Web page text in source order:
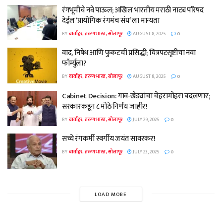
रंगभूमीचे नवे पाऊल; अखिल भारतीय मराठी नाट्य परिषद
देईल ‘प्रायोगिक रंगमंच संघ’ ला मान्यता
BYवार्ताहर, तरुण भारत, सोलापूर AUGUST 8, 2025 0
वाद, निषेध आणि फुकटची प्रसिद्धी; चित्रपटसृष्टीचा नवा
फॉर्म्युला?
BYवार्ताहर, तरुण भारत, सोलापूर AUGUST 8, 2025 0
Cabinet Decision: गाव-खेड्यांचा चेहरामोहरा बदलणार;
सरकारकडून ८ मोठे निर्णय जाहीर!
BYवार्ताहर, तरुण भारत, सोलापूर JULY 29, 2025 0
सच्चे रंगकर्मी स्वर्गीय जयंत सावरकर!
BYवार्ताहर, तरुण भारत, सोलापूर JULY 23, 2025 0
LOAD MORE